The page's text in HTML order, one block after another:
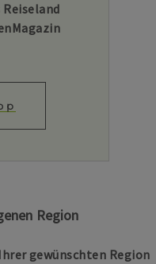
Reiseland
Region
gewünschten Region